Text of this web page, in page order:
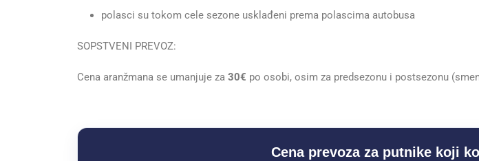
polasci su tokom cele sezone usklađeni prema polascima autobusa
SOPSTVENI PREVOZ:
Cena aranžmana se umanjuje za 30€ po osobi, osim za predsezonu i postsezonu
Cena prevoza za putnike koji